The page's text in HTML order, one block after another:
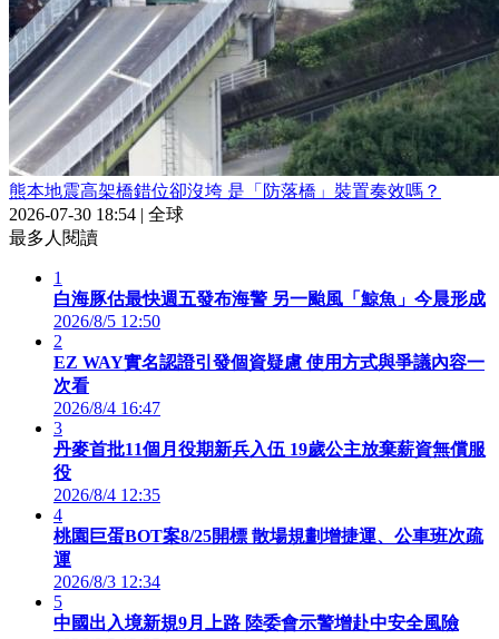
熊本地震高架橋錯位卻沒垮 是「防落橋」裝置奏效嗎？
2026-07-30 18:54 | 全球
最多人閱讀
1
白海豚估最快週五發布海警 另一颱風「鯨魚」今晨形成
2026/8/5 12:50
2
EZ WAY實名認證引發個資疑慮 使用方式與爭議內容一
次看
2026/8/4 16:47
3
丹麥首批11個月役期新兵入伍 19歲公主放棄薪資無償服
役
2026/8/4 12:35
4
桃園巨蛋BOT案8/25開標 散場規劃增捷運、公車班次疏
運
2026/8/3 12:34
5
中國出入境新規9月上路 陸委會示警增赴中安全風險